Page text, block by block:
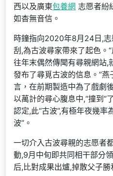
西以及廣東包養網 志愿者紛
如杳無音信。
時鐘指向2020年8月24日,
刮,為古波尋家帶來了起色。
往年末偶然傳聞有尋親網站,
發布了尋覓古波的信息。”
言，在前期製造中為了戲劇
以萬計的尋心腹息中,“撞到”
認定,此“古波”,有極年夜幾率
波”。
一切介入古波尋親的志愿者
動,9月中旬即共同相干部分
后,比對成果出爐,掉散父子勝